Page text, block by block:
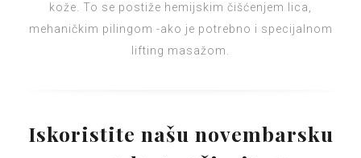
kože. To se postiže hemijskim čišćenjem lica,
mehaničkim pilingom -ako je potrebno i specijalnom
lifting masažom.
Iskoristite našu novembarsku